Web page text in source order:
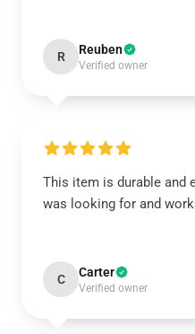
R Reuben
Verified owner
This item is durable and
was looking for and
C Carter
Verified owner